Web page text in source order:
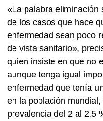
«La palabra eliminación
de los casos que hace
enfermedad sean poco
de vista sanitario»,
quien insiste en que no
aunque tenga igual
enfermedad que tenía
en la población
prevalencia del 2 al 2,5